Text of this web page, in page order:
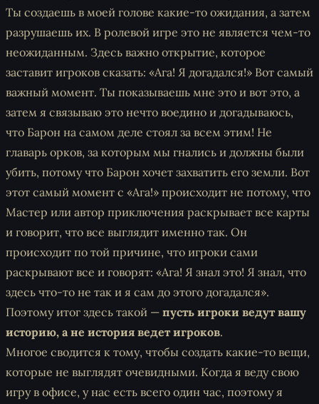
Ты создаешь в моей голове какие-то ожидания, а затем
разрушаешь их. В ролевой игре это не является чем-то
неожиданным. Здесь важно открытие, которое
заставит игроков сказать: «Ага! Я догадался!» Вот самый
важный момент. Ты показываешь мне это и вот это, а
затем я связываю это нечто воедино и догадываюсь,
что Барон на самом деле стоял за всем этим! Не
главарь орков, за которым мы гнались и должны были
убить, потому что Барон хочет захватить его земли. Вот
этот самый момент с «Ага!» происходит не потому, что
Мастер или автор приключения раскрывает все карты
и говорит, что все выглядит именно так. Он
происходит по той причине, что игроки сами
раскрывают все и говорят: «Ага! Я знал это! Я знал, что
здесь что-то не так и я сам до этого догадался».
Поэтому итог здесь такой — пусть игроки ведут вашу
историю, а не история ведет игроков.
Многое сводится к тому, чтобы создать какие-то вещи,
которые не выглядят очевидными. Когда я веду свою
игру в офисе, у нас есть всего один час, поэтому я